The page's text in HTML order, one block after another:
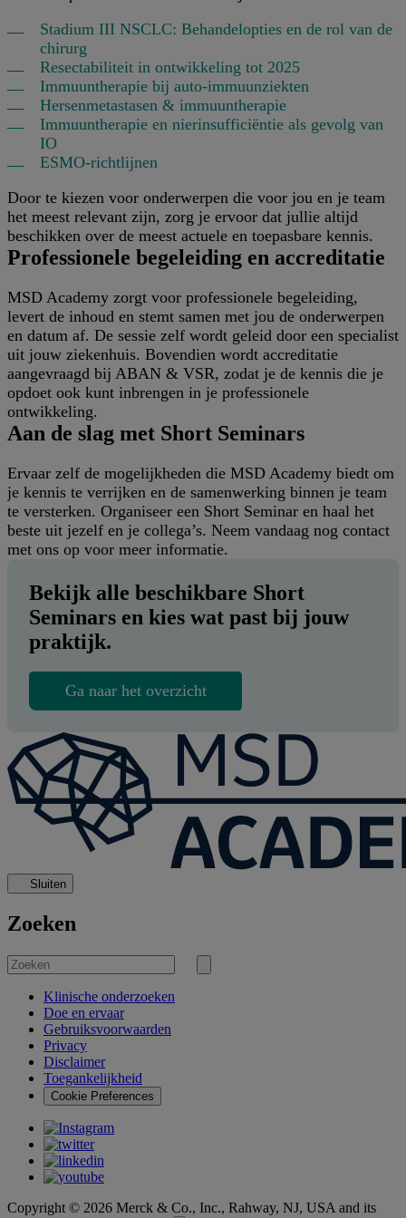
Stadium III NSCLC: Behandelopties en de rol van de
chirurg
Resectabiliteit in ontwikkeling tot 2025
Immuuntherapie bij auto-immuunziekten
Hersenmetastasen & immuuntherapie
Immuuntherapie en nierinsufficiëntie als gevolg van
IO
ESMO-richtlijnen
Door te kiezen voor onderwerpen die voor jou en je team
het meest relevant zijn, zorg je ervoor dat jullie altijd
beschikken over de meest actuele en toepasbare kennis.
Professionele begeleiding en accreditatie
MSD Academy zorgt voor professionele begeleiding,
levert de inhoud en stemt samen met jou de onderwerpen
en datum af. De sessie zelf wordt geleid door een specialist
uit jouw ziekenhuis. Bovendien wordt accreditatie
aangevraagd bij ABAN & VSR, zodat je de kennis die je
opdoet ook kunt inbrengen in je professionele
ontwikkeling.
Aan de slag met Short Seminars
Ervaar zelf de mogelijkheden die MSD Academy biedt om
je kennis te verrijken en de samenwerking binnen je team
te versterken. Organiseer een Short Seminar en haal het
beste uit jezelf en je collega’s. Neem vandaag nog contact
met ons op voor meer informatie.
Bekijk alle beschikbare Short
Seminars en kies wat past bij jouw
praktijk.
Ga naar het overzicht
Sluiten
Zoeken
Zoek
naar
Zoekopdracht
Klinische onderzoeken
Doe en ervaar
Gebruiksvoorwaarden
Privacy
Disclaimer
Toegankelijkheid
Cookie Preferences
Copyright © 2026 Merck & Co., Inc., Rahway, NJ, USA and its